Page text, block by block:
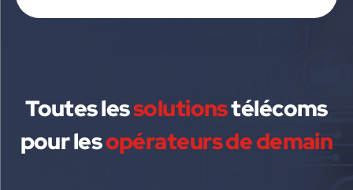
Toutes lessolutionstélécoms
pour lesopérateurs de demain